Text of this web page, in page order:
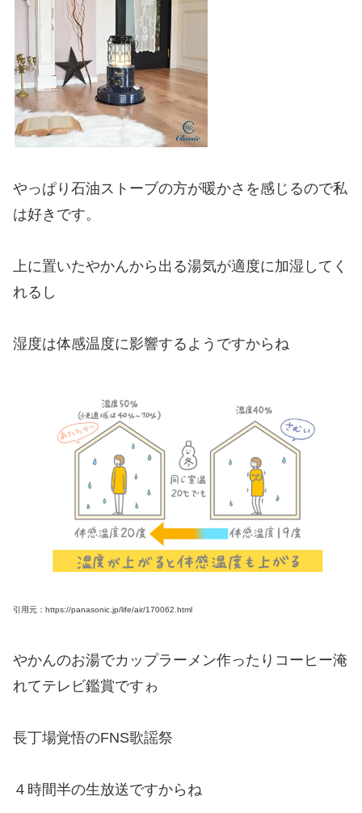
やっぱり石油ストーブの方が暖かさを感じるので私
は好きです。
上に置いたやかんから出る湯気が適度に加湿してく
れるし
湿度は体感温度に影響するようですからね
引用元：https://panasonic.jp/life/air/170062.html
やかんのお湯でカップラーメン作ったりコーヒー淹
れてテレビ鑑賞ですゎ
長丁場覚悟のFNS歌謡祭
４時間半の生放送ですからね